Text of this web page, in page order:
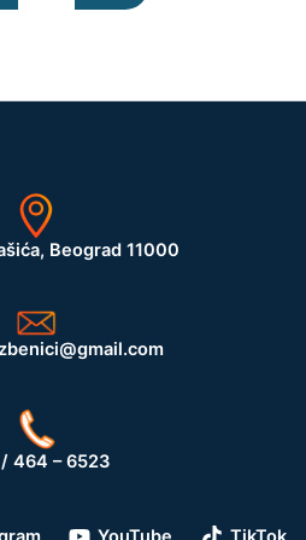
Beograd 11000
464 – 6523